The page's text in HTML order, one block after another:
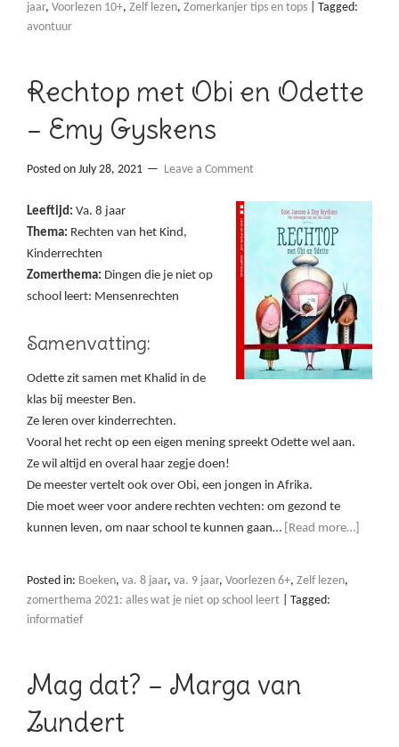
jaar, Voorlezen 10+, Zelf lezen, Zomerkanjer tips en tops
Tagged:
avontuur
Rechtop met Obi en Odette
– Emy Gyskens
Posted on July 28, 2021 Leave a Comment
Leeftijd: Va. 8 jaar
Thema: Rechten van het Kind,
Kinderrechten
Zomerthema: Dingen die je niet op
school leert: Mensenrechten
Samenvatting:
Odette zit samen met Khalid in de
klas bij meester Ben.
Ze leren over kinderrechten.
Vooral het recht op een eigen mening spreekt Odette wel aan.
Ze wil altijd en overal haar zegje doen!
De meester vertelt ook over Obi, een jongen in Afrika.
Die moet weer voor andere rechten vechten: om gezond te
kunnen leven, om naar school te kunnen gaan… [Read more…]
Posted in: Boeken, va. 8 jaar, va. 9 jaar, Voorlezen 6+, Zelf lezen,
zomerthema 2021: alles wat je niet op school leert
Tagged:
informatief
Mag dat? – Marga van
Zundert